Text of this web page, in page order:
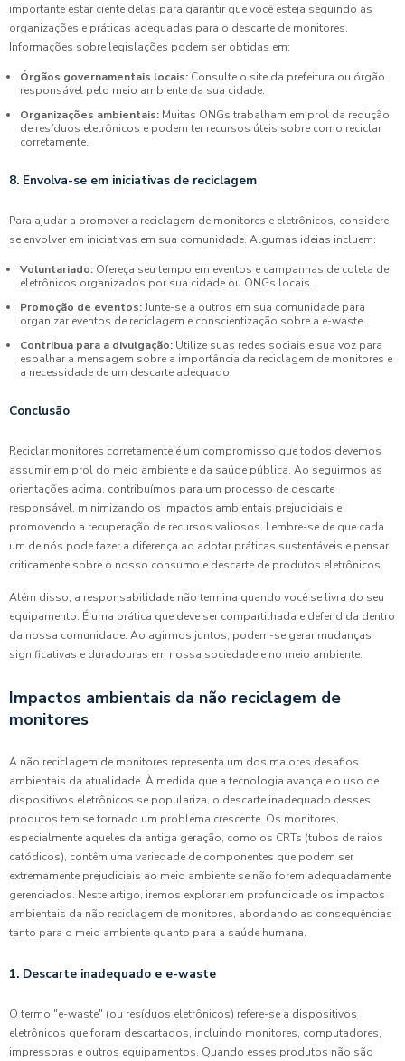
importante estar ciente delas para garantir que você esteja seguindo as
organizações e práticas adequadas para o descarte de monitores.
Informações sobre legislações podem ser obtidas em:
Órgãos governamentais locais: Consulte o site da prefeitura ou órgão
responsável pelo meio ambiente da sua cidade.
Organizações ambientais: Muitas ONGs trabalham em prol da redução
de resíduos eletrônicos e podem ter recursos úteis sobre como reciclar
corretamente.
8. Envolva-se em iniciativas de reciclagem
Para ajudar a promover a reciclagem de monitores e eletrônicos, considere
se envolver em iniciativas em sua comunidade. Algumas ideias incluem:
Voluntariado: Ofereça seu tempo em eventos e campanhas de coleta de
eletrônicos organizados por sua cidade ou ONGs locais.
Promoção de eventos:Junte-se a outros em sua comunidade para
organizar eventos de reciclagem e conscientização sobre a e-waste.
Contribua para a divulgação: Utilize suas redes sociais e sua voz para
espalhar a mensagem sobre a importância da reciclagem de monitores e
a necessidade de um descarte adequado.
Conclusão
Reciclar monitores corretamente é um compromisso que todos devemos
assumir em prol do meio ambiente e da saúde pública. Ao seguirmos as
orientações acima, contribuímos para um processo de descarte
responsável, minimizando os impactos ambientais prejudiciais e
promovendo a recuperação de recursos valiosos. Lembre-se de que cada
um de nós pode fazer a diferença ao adotar práticas sustentáveis e pensar
criticamente sobre o nosso consumo e descarte de produtos eletrônicos.
Além disso, a responsabilidade não termina quando você se livra do seu
equipamento. É uma prática que deve ser compartilhada e defendida dentro
da nossa comunidade. Ao agirmos juntos, podem-se gerar mudanças
significativas e duradouras em nossa sociedade e no meio ambiente.
Impactos ambientais da não reciclagem de
monitores
A não reciclagem de monitores representa um dos maiores desafios
ambientais da atualidade. À medida que a tecnologia avança e o uso de
dispositivos eletrônicos se populariza, o descarte inadequado desses
produtos tem se tornado um problema crescente. Os monitores,
especialmente aqueles da antiga geração, como os CRTs (tubos de raios
catódicos), contêm uma variedade de componentes que podem ser
extremamente prejudiciais ao meio ambiente se não forem adequadamente
gerenciados. Neste artigo, iremos explorar em profundidade os impactos
ambientais da não reciclagem de monitores, abordando as consequências
tanto para o meio ambiente quanto para a saúde humana.
1. Descarte inadequado e e-waste
O termo "e-waste" (ou resíduos eletrônicos) refere-se a dispositivos
eletrônicos que foram descartados, incluindo monitores, computadores,
impressoras e outros equipamentos. Quando esses produtos não são